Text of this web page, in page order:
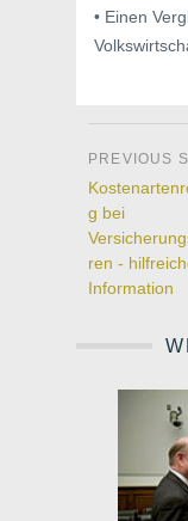
• Einen
g bei
ren -
Information